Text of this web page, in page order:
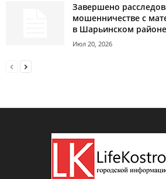
Завершено
мошенничестве с
в Шарьинском районе
Июл 20, 2026